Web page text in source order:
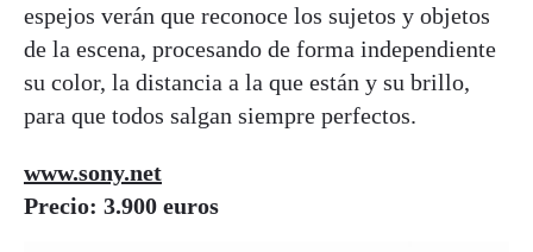
espejos verán que reconoce los sujetos y objetos
de la escena, procesando de forma independiente
su color, la distancia a la que están y su brillo,
para que todos salgan siempre perfectos.
www.sony.net
Precio: 3.900 euros